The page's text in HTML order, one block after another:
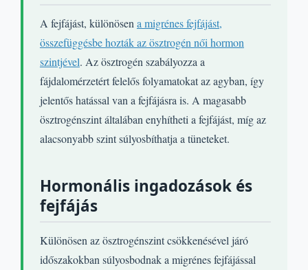
A fejfájást, különösen a migrénes fejfájást,
összefüggésbe hozták az ösztrogén női hormon
szintjével. Az ösztrogén szabályozza a
fájdalomérzetért felelős folyamatokat az agyban, így
jelentős hatással van a fejfájásra is. A magasabb
ösztrogénszint általában enyhítheti a fejfájást, míg az
alacsonyabb szint súlyosbíthatja a tüneteket.
Hormonális ingadozások és
fejfájás
Különösen az ösztrogénszint csökkenésével járó
időszakokban súlyosbodnak a migrénes fejfájással